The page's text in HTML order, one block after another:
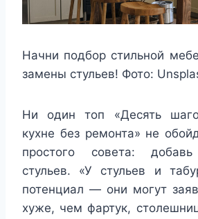
Начни подбор стильной
замены стульев! Фото:
Ни один топ «Десять
кухне без ремонта» не
простого совета:
стульев. «У стульев и
потенциал — они могут
хуже, чем фартук,